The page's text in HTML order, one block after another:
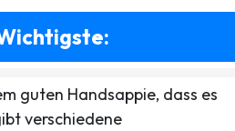
guten Handsappie, dass es
verschiedene